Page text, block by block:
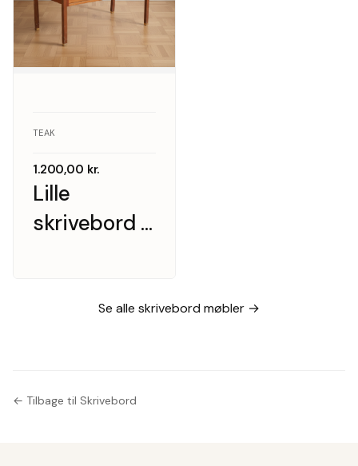
Lille
skrivebord i
TEAK
1.200,00 kr.
Se alle skrivebord møbler →
← Tilbage til Skrivebord